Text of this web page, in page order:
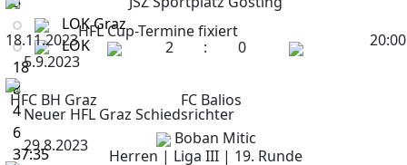
LOK Graz
LOK
18
8
4
6
37:35
18.11.2023
20:00
2 : 0
HFC BH Graz
FC Balios
Boban Mitic
Herren | Liga III | 19. Runde
HFL Cup-Termine fixiert
5.9.2023
Neuer HFL Graz Schiedsrichter
29.8.2023